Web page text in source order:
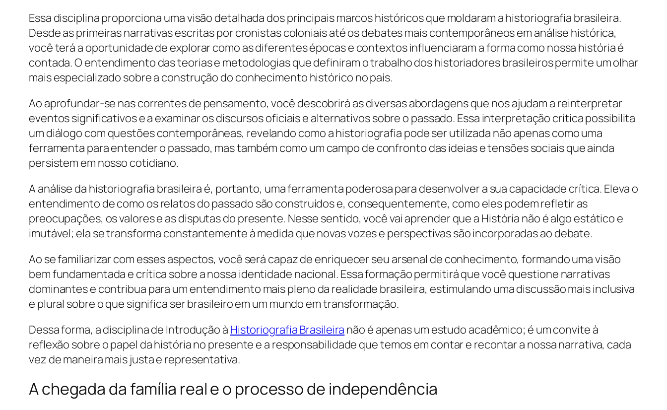
Essa disciplina proporciona uma visão detalhada dos principais marcos históricos que moldaram a historiografia brasileira.
Desde as primeiras narrativas escritas por cronistas coloniais até os debates mais contemporâneos em análise histórica,
você terá a oportunidade de explorar como as diferentes épocas e contextos influenciaram a forma como nossa história é
contada. O entendimento das teorias e metodologias que definiram o trabalho dos historiadores brasileiros permite um olhar
mais especializado sobre a construção do conhecimento histórico no país.
Ao aprofundar-se nas correntes de pensamento, você descobrirá as diversas abordagens que nos ajudam a reinterpretar
eventos significativos e a examinar os discursos oficiais e alternativos sobre o passado. Essa interpretação crítica possibilita
um diálogo com questões contemporâneas, revelando como a historiografia pode ser utilizada não apenas como uma
ferramenta para entender o passado, mas também como um campo de confronto das ideias e tensões sociais que ainda
persistem em nosso cotidiano.
A análise da historiografia brasileira é, portanto, uma ferramenta poderosa para desenvolver a sua capacidade crítica. Eleva o
entendimento de como os relatos do passado são construídos e, consequentemente, como eles podem refletir as
preocupações, os valores e as disputas do presente. Nesse sentido, você vai aprender que a História não é algo estático e
imutável; ela se transforma constantemente à medida que novas vozes e perspectivas são incorporadas ao debate.
Ao se familiarizar com esses aspectos, você será capaz de enriquecer seu arsenal de conhecimento, formando uma visão
bem fundamentada e crítica sobre a nossa identidade nacional. Essa formação permitirá que você questione narrativas
dominantes e contribua para um entendimento mais pleno da realidade brasileira, estimulando uma discussão mais inclusiva
e plural sobre o que significa ser brasileiro em um mundo em transformação.
Dessa forma, a disciplina de Introdução à Historiografia Brasileira não é apenas um estudo acadêmico; é um convite à
reflexão sobre o papel da história no presente e a responsabilidade que temos em contar e recontar a nossa narrativa, cada
vez de maneira mais justa e representativa.
A chegada da família real e o processo de independência